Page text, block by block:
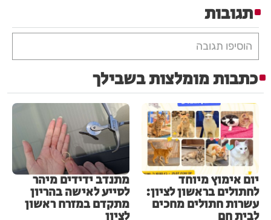
תגובות
הוסיפו תגובה
כתבות מומלצות בשבילך
יום אימוץ מיוחד
לחתולים בראשון לציון:
עשרות חתולים מחכים
לבית חם
מתנדב ידידים מיהר
לסייע לאישה בהריון
מתקדם במזרח ראשון
לציון